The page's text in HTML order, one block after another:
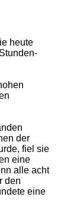
heute
der
fiel sie
eine
alle acht
den
eine